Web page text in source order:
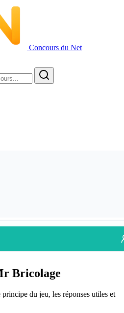
Concours du Net
Bricolage
du jeu, les réponses utiles et